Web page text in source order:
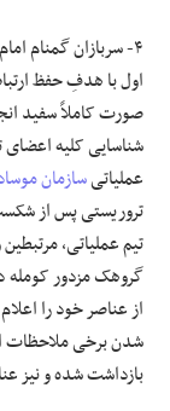
۴- سربازان گمنام
اول با هدفِ حفظ
صورت کاملاً سفید
شناسایی کلیه اعضای
عملیاتیسازمان
تروریستی پس از
تیم عملیاتی،
گروهک مزدور کومله
از عناصر خود را
شدن برخی ملاحظات
بازداشت شده و نیز